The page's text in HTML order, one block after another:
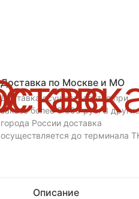
Доставка по Москве и МО
Доставка осуществляется при
заказе более 3 000 руб. В другие
города России доставка
осуществляется до терминала
Описание